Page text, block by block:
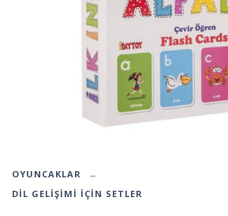
OYUNCAKLAR
DIL GELIŞIMI IÇIN SETLER